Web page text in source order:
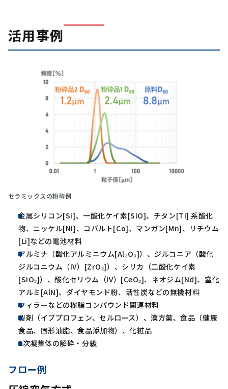
活用事例
セラミックスの粉砕例
金属シリコン[Si]、一酸化ケイ素[SiO]、チタン[Ti] 系酸化
物、ニッケル[Ni]、コバルト[Co]、マンガン[Mn]、リチウム
[Li]などの電池材料
アルミナ（酸化アルミニウム[Al₂O₃]）、ジルコニア（酸化
ジルコニウム（IV）[ZrO₂]）、シリカ（二酸化ケイ素
[SiO₂]）、酸化セリウム（IV）[CeO₂]、ネオジム[Nd]、窒化
アルミ[AlN]、ダイヤモンド粉、活性炭などの無機材料
フィラーなどの樹脂コンパウンド関連材料
製剤（イブプロフェン、セルロース）、漢方薬、食品（健康
食品、固形油脂、食品添加物）、化粧品
2次凝集体の解砕・分級
フロー例